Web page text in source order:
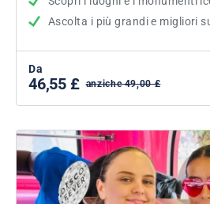
Ascolta i più grandi e migliori
Da
46,55 £ anziche 49,00 £